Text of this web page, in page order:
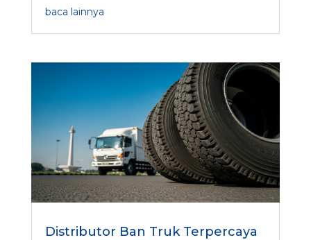
baca lainnya
Distributor Ban Truk Terpercaya